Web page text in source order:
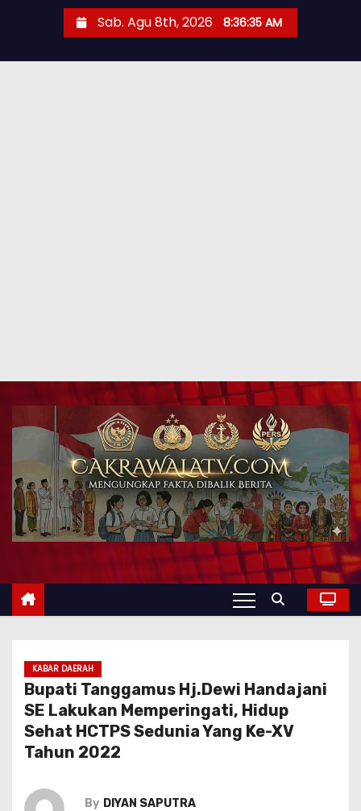
Sab. Agu 8th, 2026 8:36:37 AM
KABAR DAERAH
Bupati Tanggamus Hj.Dewi Handajani
SE Lakukan Memperingati, Hidup
Sehat HCTPS Sedunia Yang Ke-XV
Tahun 2022
By DIYAN SAPUTRA